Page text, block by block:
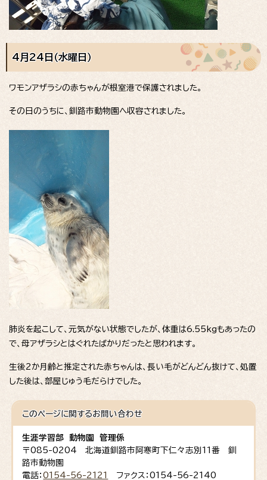
4月24日（水曜日）
ワモンアザラシの赤ちゃんが根室港で保護されました。
その日のうちに、釧路市動物園へ収容されました。
肺炎を起こして、元気がない状態でしたが、体重は6.55kgもあったの
で、母アザラシとはぐれたばかりだったと思われます。
生後2か月齢と推定された赤ちゃんは、長い毛がどんどん抜けて、処置
した後は、部屋じゅう毛だらけでした。
このページに関するお問い合わせ
生涯学習部 動物園 管理係
〒085-0204 北海道釧路市阿寒町下仁々志別11番 釧
路市動物園
電話：0154-56-2121
ファクス：0154-56-2140